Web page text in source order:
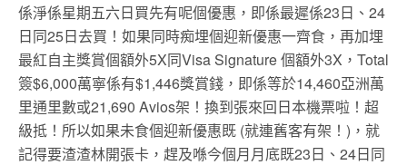
係淨係星期五六日買先有呢個優惠，即係最遲係23日、24
日同25日去買！如果同時痴埋個迎新優惠一齊食，再加埋
最紅自主獎賞個額外5X同Visa Signature 個額外3X，Total
簽$6,000萬寧係有$1,446獎賞錢，即係等於14,460亞洲萬
里通里數或21,690 Avios架！換到張來回日本機票啦！超
級抵！所以如果未食個迎新優惠既 (就連舊客有架！)，就
記得要渣渣林開張卡，趕及喺今個月月底既23日、24日同